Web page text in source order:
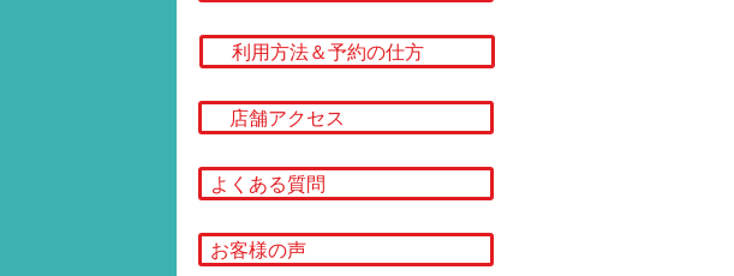
利用方法＆予約の仕方
店舗アクセス
よくある質問
お客様の声